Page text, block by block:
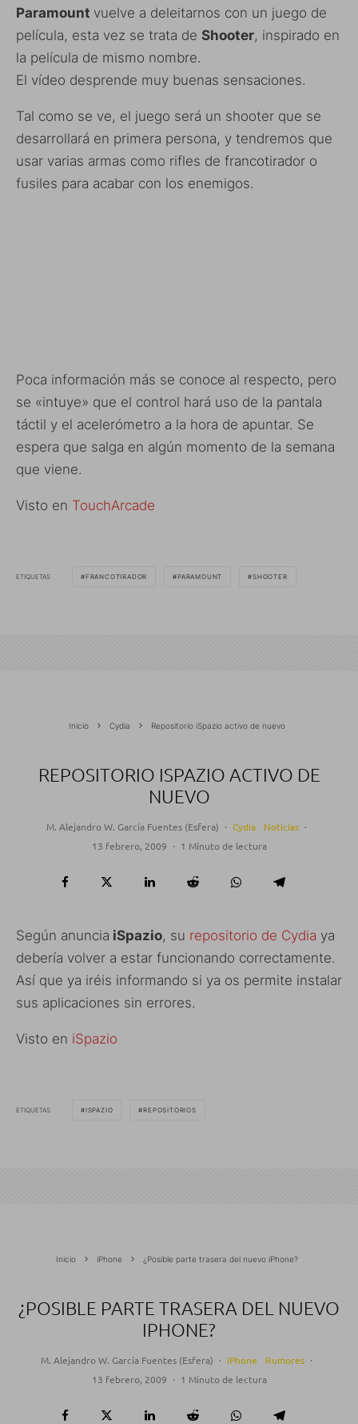
Paramount vuelve a deleitarnos con un juego de
película, esta vez se trata de Shooter, inspirado en
la película de mismo nombre.
El vídeo desprende muy buenas sensaciones.
Tal como se ve, el juego será un shooter que se
desarrollará en primera persona, y tendremos que
usar varias armas como rifles de francotirador o
fusiles para acabar con los enemigos.
Poca información más se conoce al respecto, pero
se «intuye» que el control hará uso de la pantala
táctil y el acelerómetro a la hora de apuntar. Se
espera que salga en algún momento de la semana
que viene.
Visto en TouchArcade
ETIQUETAS FRANCOTIRADOR PARAMOUNT SHOOTER
Inicio Cydia Repositorio iSpazio activo de nuevo
REPOSITORIO ISPAZIO ACTIVO DE
NUEVO
M. Alejandro W. García Fuentes (Esfera) · Cydia Noticias ·
13 febrero, 2009 · 1 Minuto de lectura
Según anuncia iSpazio, su repositorio de Cydia ya
debería volver a estar funcionando correctamente.
Así que ya iréis informando si ya os permite instalar
sus aplicaciones sin errores.
Visto en iSpazio
ETIQUETAS ISPAZIO REPOSITORIOS
Inicio iPhone ¿Posible parte trasera del nuevo iPhone?
¿POSIBLE PARTE TRASERA DEL NUEVO
IPHONE?
M. Alejandro W. García Fuentes (Esfera) · iPhone Rumores ·
13 febrero, 2009 · 1 Minuto de lectura